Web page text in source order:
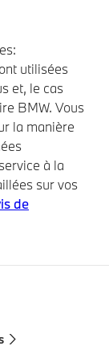
utilisées
et, le cas
BMW. Vous
la manière
à la
sur vos
de